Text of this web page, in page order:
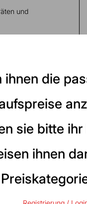
ihnen die
sie bitte ihr
ihnen
und
Splitter
ISDN und
Kontakten
für klare
ans